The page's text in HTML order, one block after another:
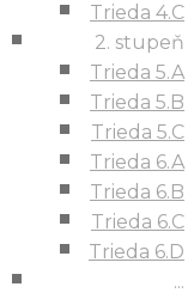
Trieda 4.C
2. stupeň
Trieda 5.A
Trieda 5.B
Trieda 5.C
Trieda 6.A
Trieda 6.B
Trieda 6.C
Trieda 6.D
...